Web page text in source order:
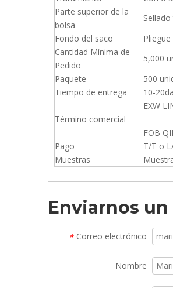
Parte superior de la
bolsa
Fondo del saco
Cantidad Mínima de
Pedido
5,000
Paquete
500
Tiempo de entrega
10-
Término comercial
EXW
FOB
Pago
T/T o
Muestras
Enviarnos
* Correo electrónico
Nombre